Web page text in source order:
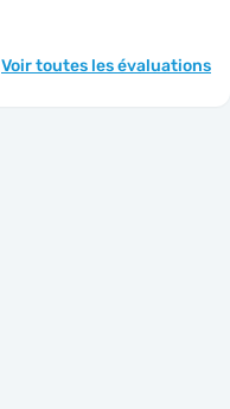
Voir toutes les évaluations